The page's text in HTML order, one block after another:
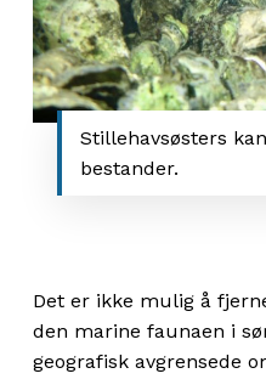
Stillehavsøsters
bestander.
Det er ikke mulig å
den marine faunaen i
geografisk avgrensede